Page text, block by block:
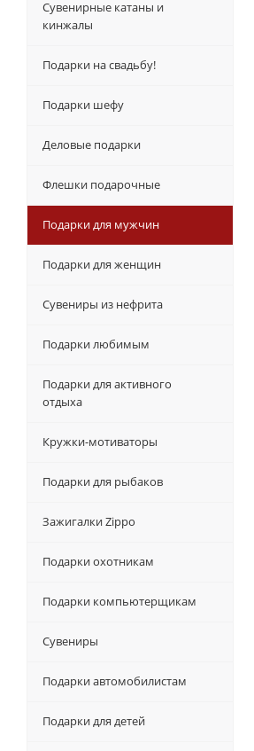
Сувенирные катаны и
кинжалы
Подарки на свадьбу!
Подарки шефу
Деловые подарки
Флешки подарочные
Подарки для мужчин
Подарки для женщин
Сувениры из нефрита
Подарки любимым
Подарки для активного
отдыха
Кружки-мотиваторы
Подарки для рыбаков
Зажигалки Zippo
Подарки охотникам
Подарки компьютерщикам
Сувениры
Подарки автомобилистам
Подарки для детей